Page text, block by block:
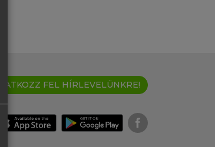
IRATKOZZ FEL HÍRLEVELÜNKRE!